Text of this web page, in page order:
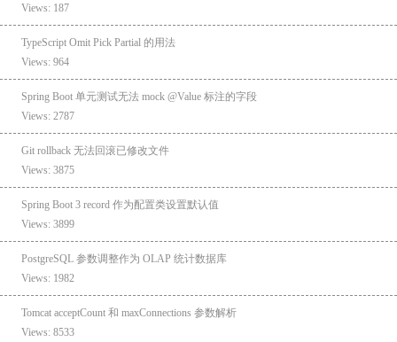
Views: 187
TypeScript Omit Pick Partial 的用法
Views: 964
Spring Boot 单元测试无法 mock @Value 标注的字段
Views: 2787
Git rollback 无法回滚已修改文件
Views: 3875
Spring Boot 3 record 作为配置类设置默认值
Views: 3899
PostgreSQL 参数调整作为 OLAP 统计数据库
Views: 1982
Tomcat acceptCount 和 maxConnections 参数解析
Views: 8533